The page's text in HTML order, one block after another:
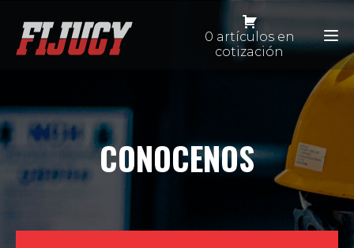
0 artículos en
cotización
CONOCENOS